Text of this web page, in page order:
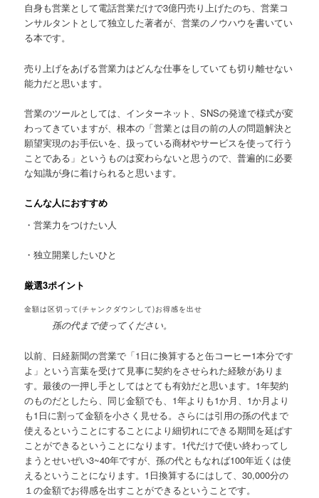
自身も営業として電話営業だけで3億円売り上げたのち、営業コ
ンサルタントとして独立した著者が、営業のノウハウを書いてい
る本です。
売り上げをあげる営業力はどんな仕事をしていても切り離せない
能力だと思います。
営業のツールとしては、インターネット、SNSの発達で様式が変
わってきていますが、根本の「営業とは目の前の人の問題解決と
願望実現のお手伝いを、扱っている商材やサービスを使って行う
ことである」というものは変わらないと思うので、普遍的に必要
な知識が身に着けられると思います。
こんな人におすすめ
・営業力をつけたい人
・独立開業したいひと
厳選3ポイント
金額は区切って(チャンクダウンして)お得感を出せ
孫の代まで使ってください。
以前、日経新聞の営業で「1日に換算すると缶コーヒー1本分です
よ」という言葉を受けて見事に契約をさせられた経験がありま
す。最後の一押し手としてはとても有効だと思います。1年契約
のものだとしたら、同じ金額でも、1年よりも1か月、1か月より
も1日に割って金額を小さく見せる。さらには引用の孫の代まで
使えるということにすることにより細切れにできる期間を延ばす
ことができるということになります。1代だけで使い終わってし
まうとせいぜい3~40年ですが、孫の代ともなれば100年近くは使
えるということになります。1日換算するにはして、30,000分の
１の金額でお得感を出すことができるということです。